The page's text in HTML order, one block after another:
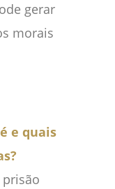
gerar
morais
e quais